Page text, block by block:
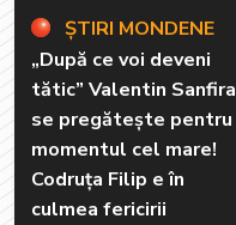
ȘTIRI MONDENE
„După ce voi deveni
tătic” Valentin Sanfira
se pregătește pentru
momentul cel mare!
Codruța Filip e în
culmea fericirii